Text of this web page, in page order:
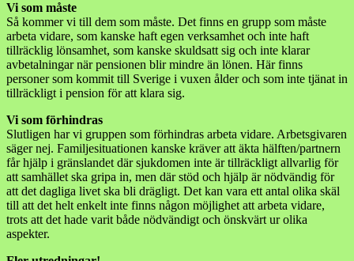
Vi som måste
Så kommer vi till dem som måste. Det finns en grupp som måste
arbeta vidare, som kanske haft egen verksamhet och inte haft
tillräcklig lönsamhet, som kanske skuldsatt sig och inte klarar
avbetalningar när pensionen blir mindre än lönen. Här finns
personer som kommit till Sverige i vuxen ålder och som inte tjänat in
tillräckligt i pension för att klara sig.
Vi som förhindras
Slutligen har vi gruppen som förhindras arbeta vidare. Arbetsgivaren
säger nej. Familjesituationen kanske kräver att äkta hälften/partnern
får hjälp i gränslandet där sjukdomen inte är tillräckligt allvarlig för
att samhället ska gripa in, men där stöd och hjälp är nödvändig för
att det dagliga livet ska bli drägligt. Det kan vara ett antal olika skäl
till att det helt enkelt inte finns någon möjlighet att arbeta vidare,
trots att det hade varit både nödvändigt och önskvärt ur olika
aspekter.